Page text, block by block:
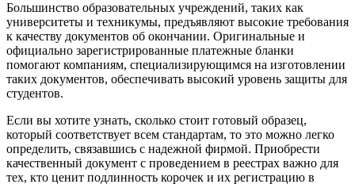
Большинство образовательных учреждений, таких как
университеты и техникумы, предъявляют высокие требования
к качеству документов об окончании. Оригинальные и
официально зарегистрированные платежные бланки
помогают компаниям, специализирующимся на изготовлении
таких документов, обеспечивать высокий уровень защиты для
студентов.
Если вы хотите узнать, сколько стоит готовый образец,
который соответствует всем стандартам, то это можно легко
определить, связавшись с надежной фирмой. Приобрести
качественный документ с проведением в реестрах важно для
тех, кто ценит подлинность корочек и их регистрацию в